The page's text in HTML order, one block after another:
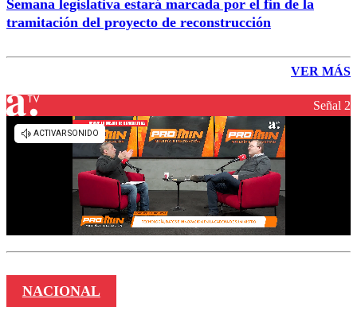
Semana legislativa estará marcada por el fin de la
tramitación del proyecto de reconstrucción
VER MÁS
Señal 2
NACIONAL